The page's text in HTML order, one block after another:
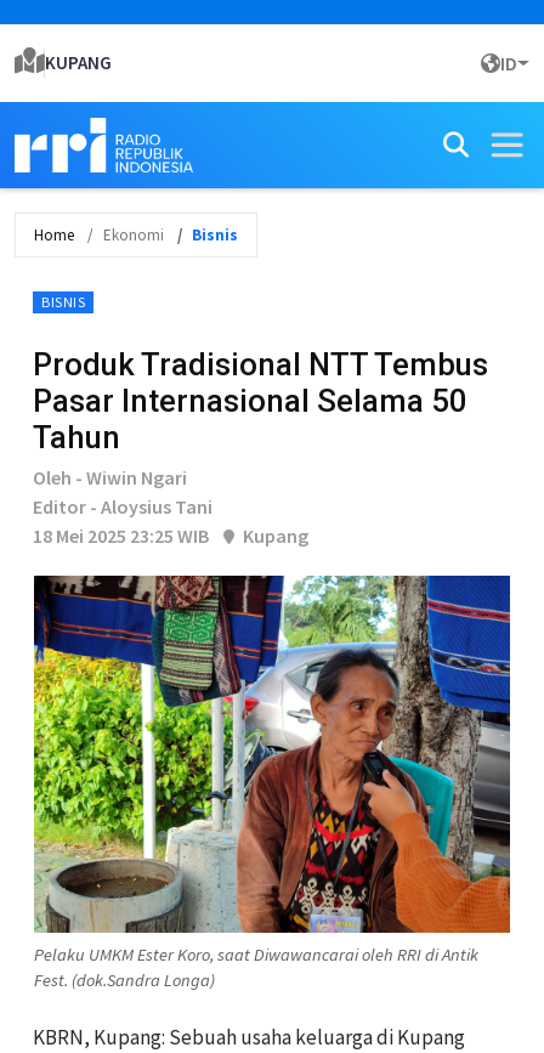
KUPANG ID
Home Ekonomi Bisnis
BISNIS
Produk Tradisional NTT Tembus
Pasar Internasional Selama 50
Tahun
Oleh - Wiwin Ngari
Editor - Aloysius Tani
18 Mei 2025 23:25 WIB
Kupang
Pelaku UMKM Ester Koro, saat Diwawancarai oleh RRI di Antik
Fest. (dok.Sandra Longa)
KBRN, Kupang: Sebuah usaha keluarga di Kupang